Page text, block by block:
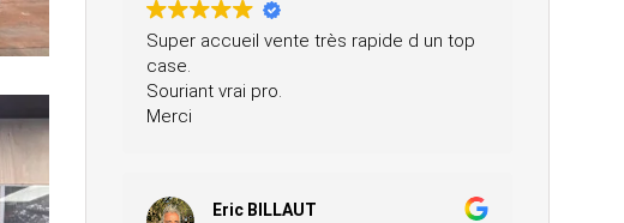
Super accueil vente très rapide d un top
case.
Souriant vrai pro.
Merci
Eric BILLAUT